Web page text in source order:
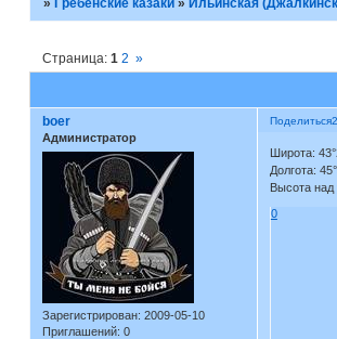
Страница: 1 2 »
Поделиться
boer
Администратор
Зарегистрирован: 2009-05-10
Приглашений: 0
Широта:
Долгота:
Высота
0